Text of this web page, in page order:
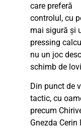
care preferă
controlul, cu
mai sigură și
pressing
nu un joc
schimb de
Din punct de
tactic, cu
precum
Gnezda Cerin